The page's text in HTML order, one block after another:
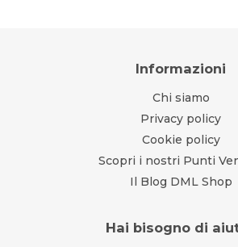
Informazioni
Chi siamo
Privacy policy
Cookie policy
Scopri i nostri Punti
Il Blog DML Shop
Hai bisogno di